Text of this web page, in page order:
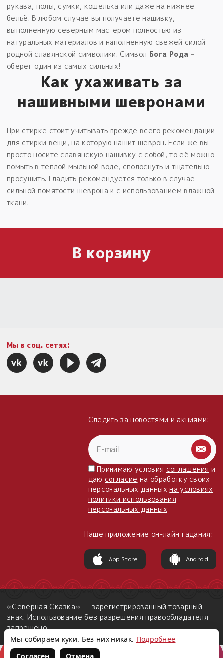
рукава, полы, сумки, кошелька или даже на нижнее
бельё. В любом случае вы получаете нашивку,
выполненную северным мастером полностью из
натуральных материалов и наполненную свежей силой
родной славянской символики. Символ Бога Рода -
оберег один из самых сильных!
Как ухаживать за
нашивными шевронами
При стирке стоит учитывать прежде всего рекомендации
для стирки вещи, на которую нашит шеврон. Если же вы
просто носите славянскую нашивку с собой, то её можно
помыть в теплой мыльной воде, сполоснуть и тщательно
просушить. Гладить рекомендуется только в случае
сильной помятости шеврона и с использованием влажной
ткани.
В корзину
Мы в соц. сетях:
Следить за новостями и акциями:
Принимаю условия соглашения и
даю согласие на обработку своих
персональных данныхна условиях
политики использования
персональных данных
Наше приложение он-лайн гадания:
App Store Android
«Северная Сказка» — зарегистрированный товарный
знак. Использование без разрешения правообладателя
запрещено.
Мы собираем куки. Без них никак. Подробнее
Согласен
Отмена